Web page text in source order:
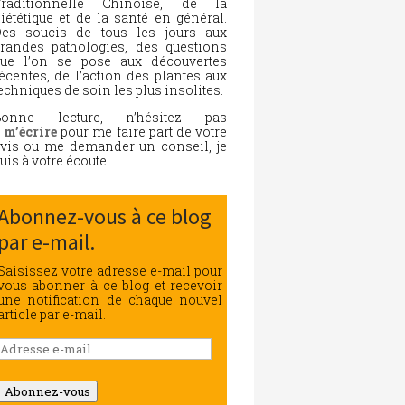
et de la santé en général.
soucis de tous les jours aux
pathologies, des questions
l’on se pose aux découvertes
de l’action des plantes aux
de soin les plus insolites.
lecture, n’hésitez pas
m’écrire pour me faire part de votre
ou me demander un conseil, je
à votre écoute.
vous à ce blog
par e-mail.
votre adresse e-mail pour
abonner à ce blog et recevoir
notification de chaque nouvel
par e-mail.
Abonnez-vous